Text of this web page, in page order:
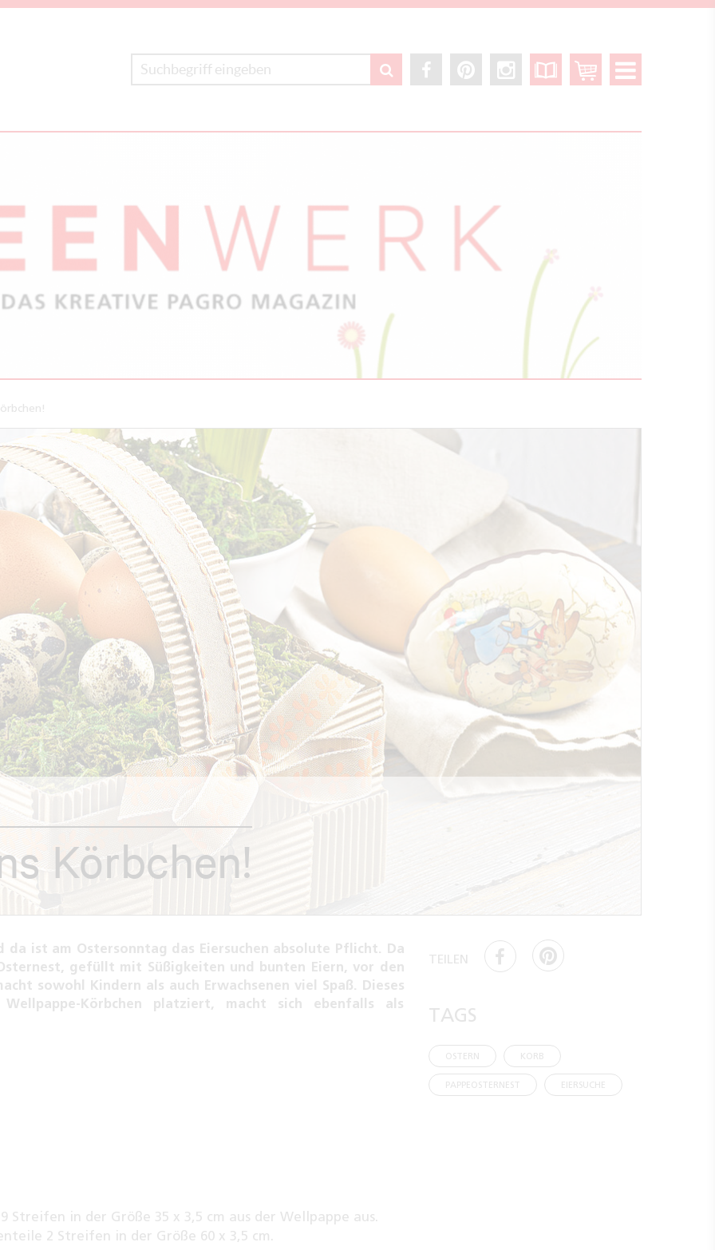
Körbchen!
ist am Ostersonntag das Eiersuchen absolute Pflicht. Da
gefüllt mit Süßigkeiten und bunten Eiern, vor den
sowohl Kindern als auch Erwachsenen viel Spaß. Dieses
Körbchen platziert, macht sich ebenfalls als
Streifen in der Größe 35 x 3,5 cm aus der Wellpappe aus.
2 Streifen in der Größe 60 x 3,5 cm.
TEILEN
TAGS
OSTERN KORB
PAPPEOSTERNEST EIERSUCHE